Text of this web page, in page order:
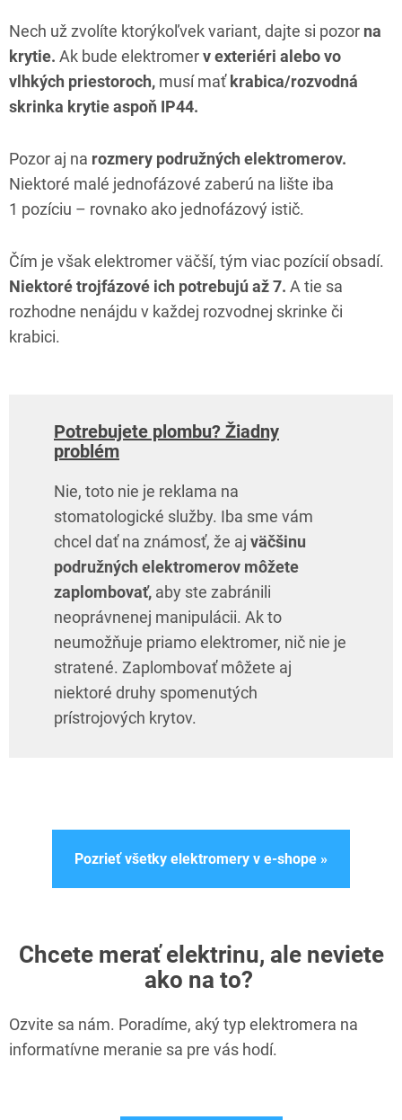
Nech už zvolíte ktorýkoľvek variant, dajte si pozor na
krytie. Ak bude elektromerv exteriéri alebo vo
vlhkých priestoroch, musí maťkrabica/rozvodná
skrinka krytie aspoň IP44.
Pozor aj na rozmery podružných elektromerov.
Niektoré malé jednofázové zaberú na lište iba
1 pozíciu – rovnako ako jednofázový istič.
Čím je však elektromer väčší, tým viac pozícií obsadí.
Niektoré trojfázové ich potrebujú až 7. A tie sa
rozhodne nenájdu v každej rozvodnej skrinke či
krabici.
Potrebujete plombu? Žiadny
problém
Nie, toto nie je reklama na
stomatologické služby. Iba sme vám
chcel dať na známosť, že aj väčšinu
podružných elektromerov môžete
zaplombovať, aby ste zabránili
neoprávnenej manipulácii. Ak to
neumožňuje priamo elektromer, nič nie je
stratené. Zaplombovať môžete aj
niektoré druhy spomenutých
prístrojových krytov.
Pozrieť všetky elektromery v e-shope »
Chcete merať elektrinu, ale neviete
ako na to?
Ozvite sa nám. Poradíme, aký typ elektromera na
informatívne meranie sa pre vás hodí.